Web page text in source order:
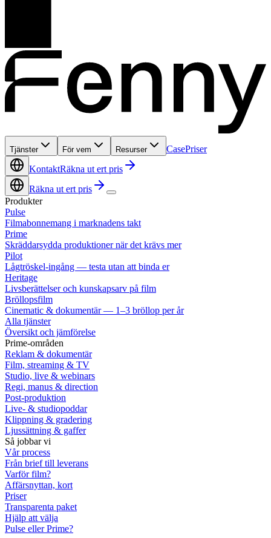
Tjänster För vem Resurser CasePriser
KontaktRäkna ut ert pris
Räkna ut ert pris
Produkter
Pulse
Filmabonnemang i marknadens takt
Prime
Skräddarsydda produktioner när det krävs mer
Pilot
Lågtröskel-ingång — testa utan att binda er
Heritage
Livsberättelser och kunskapsarv på film
Bröllopsfilm
Cinematic & dokumentär — 1–3 bröllop per år
Alla tjänster
Översikt och jämförelse
Prime-områden
Reklam & dokumentär
Film, streaming & TV
Studio, live & webinars
Regi, manus & direction
Post-produktion
Live- & studiopoddar
Klippning & gradering
Ljussättning & gaffer
Så jobbar vi
Vår process
Från brief till leverans
Varför film?
Affärsnyttan, kort
Priser
Transparenta paket
Hjälp att välja
Pulse eller Prime?